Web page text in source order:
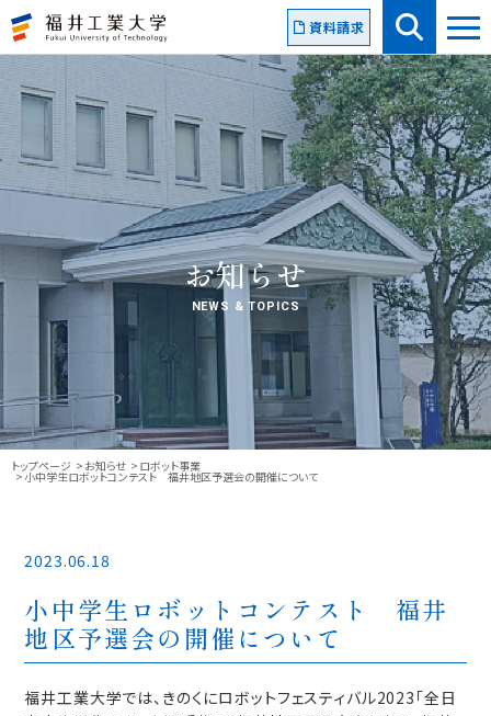
資料請求
お知らせ
NEWS & TOPICS
トップページ お知らせ ロボット事業
小中学生ロボットコンテスト 福井地区予選会の開催について
2023.06.18
小中学生ロボットコンテスト 福井
地区予選会の開催について
福井工業大学では、きのくにロボットフェスティバル2023「全日